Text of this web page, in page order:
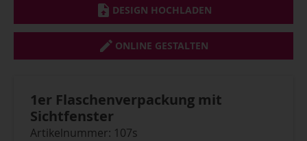
DESIGN HOCHLADEN
ONLINE GESTALTEN
1er Flaschenverpackung mit
Sichtfenster
Artikelnummer: 107s